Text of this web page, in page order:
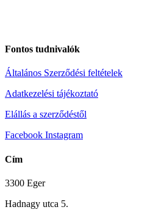
Fontos tudnivalók
Általános Szerződési feltételek
Adatkezelési tájékoztató
Elállás a szerződéstől
Facebook Instagram
Cím
3300 Eger
Hadnagy utca 5.